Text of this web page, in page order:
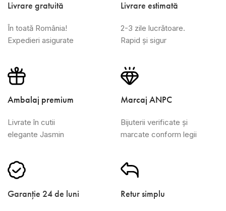
Livrare gratuită
În toată România!
Expedieri asigurate
Livrare estimată
2-3 zile lucrătoare.
Rapid și sigur
Ambalaj premium
Livrate în cutii
elegante Jasmin
Marcaj ANPC
Bijuterii verificate și
marcate conform legii
Garanție 24 de luni Retur simplu